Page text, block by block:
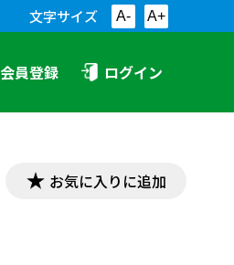
文字サイズ A- A+
会員登録 ログイン
お気に入りに追加